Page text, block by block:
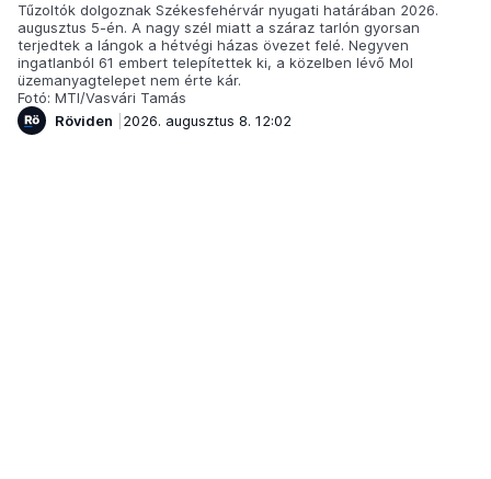
Tűzoltók dolgoznak Székesfehérvár nyugati határában 2026.
augusztus 5-én. A nagy szél miatt a száraz tarlón gyorsan
terjedtek a lángok a hétvégi házas övezet felé. Negyven
ingatlanból 61 embert telepítettek ki, a közelben lévő Mol
üzemanyagtelepet nem érte kár.
Fotó: MTI/Vasvári Tamás
Röviden
2026. augusztus 8. 12:02